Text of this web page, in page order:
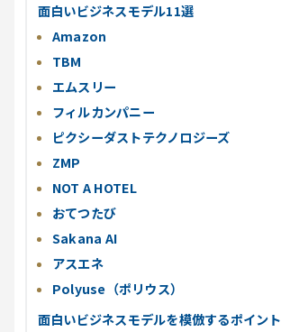
面白いビジネスモデル11選
Amazon
TBM
エムスリー
フィルカンパニー
ピクシーダストテクノロジーズ
ZMP
NOT A HOTEL
おてつたび
Sakana AI
アスエネ
Polyuse（ポリウス）
面白いビジネスモデルを模倣するポイント